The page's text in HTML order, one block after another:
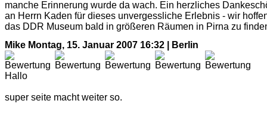
manche Erinnerung wurde da wach. Ein herzliches
an Herrn Kaden für dieses unvergessliche Erlebnis - wir
das DDR Museum bald in größeren Räumen in Pirna zu
Mike Montag, 15. Januar 2007 16:32 | Berlin
Hallo
super seite macht weiter so.